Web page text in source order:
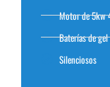
Motor de 5kw
Baterías de
Silenciosos